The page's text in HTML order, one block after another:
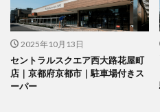
2025年10月13日
セントラルスクエア西大路花屋町
店｜京都府京都市｜駐車場付きス
ーパー